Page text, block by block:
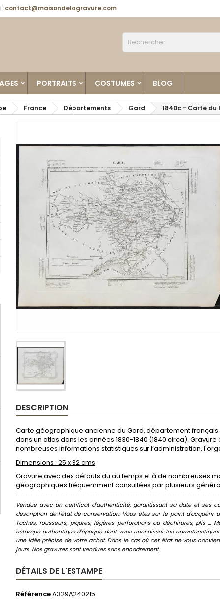
contact@maisondelagravure.com
PORTRAITS COSTUMES BLOG
France Départements Gard 1840c - Carte du
DESCRIPTION
Carte géographique ancienne du Gard, département
dans un atlas dans les années 1830-1840 (1840 circa).
nombreuses informations statistiques sur l’administration,
Dimensions : 25 x 32 cms
Gravure avec des défauts du au temps et à de nombreuses
géographiques fréquemment consultées par plusieurs
Vendue avec un certificat d'authenticité, garantissant sa date et ses
description de l'état de conservation. Vous êtes sur le point
Taches, rousseurs, piqûres, légères perforations ou déchirures, plis
estampe authentique d'époque dont vous connaissez les
une idée précise de votre achat. Dans le cas où cet état ne vous
jours. Nos gravures sont vendues sans encadrement.
DÉTAILS DE L'ESTAMPE
RéférenceA329A240215